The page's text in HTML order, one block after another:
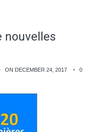
nouvelles
ON DECEMBER 24, 2017 0